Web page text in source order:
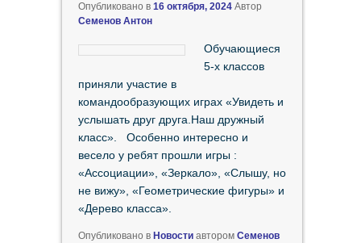
Опубликовано в 16 октября, 2024 Автор
Семенов Антон
Обучающиеся
5-х классов
приняли участие в
командообразующих играх «Увидеть и
услышать друг друга.Наш дружный
класс». Особенно интересно и
весело у ребят прошли игры :
«Ассоциации», «Зеркало», «Слышу, но
не вижу», «Геометрические фигуры» и
«Дерево класса».
Опубликовано в Новостиавтором Семенов